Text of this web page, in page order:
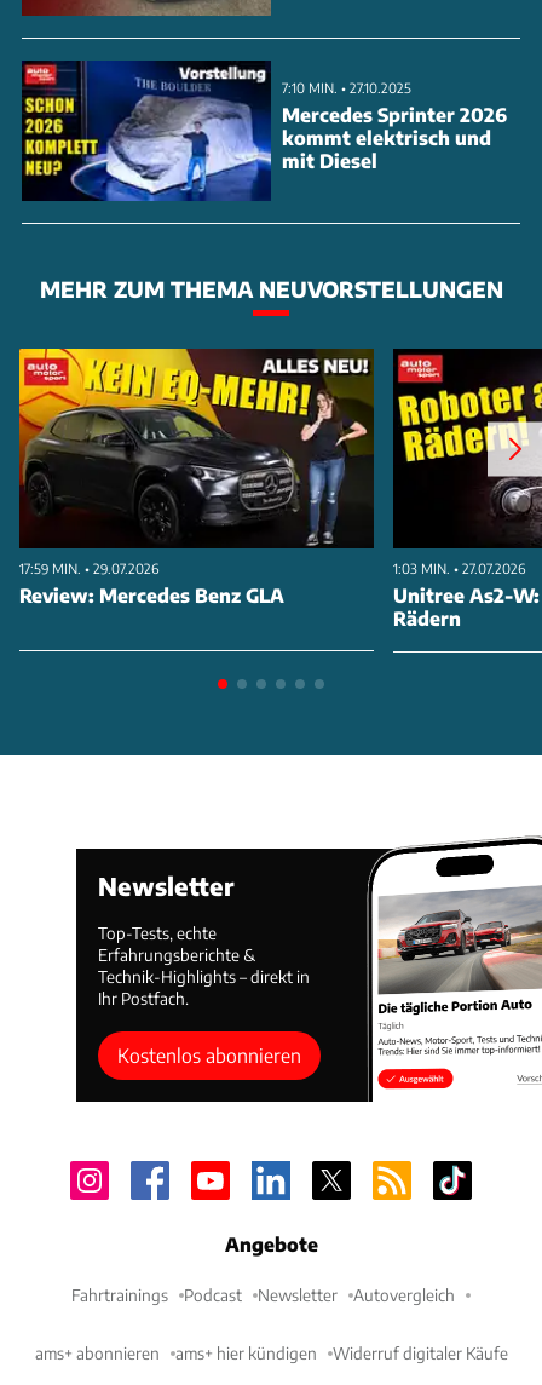
Beide Modelle werden als streng limitierte
Continuation Cars von Hand gefertigt. Weitere fünf
Ford-Klassiker sollen folgen - alle in exklusiver
Manufakturqualität. Interessenten könne
7:10 MIN. • 27.10.2025
Mercedes Sprinter 2026
kommt elektrisch und
mit Diesel
MEHR ZUM THEMA NEUVORSTELLUNGEN
17:59 MIN. • 29.07.2026
Review: Mercedes Benz GLA
1:03 MIN. • 27.07.2026
Unitree As2-
Rädern
Newsletter
Top-Tests, echte
Erfahrungsberichte &
Technik-Highlights – direkt in
Ihr Postfach.
Kostenlos abonnieren
Angebote
Fahrtrainings Podcast Newsletter Autovergleich
ams+ abonnieren ams+ hier kündigen Widerruf digitaler Käufe